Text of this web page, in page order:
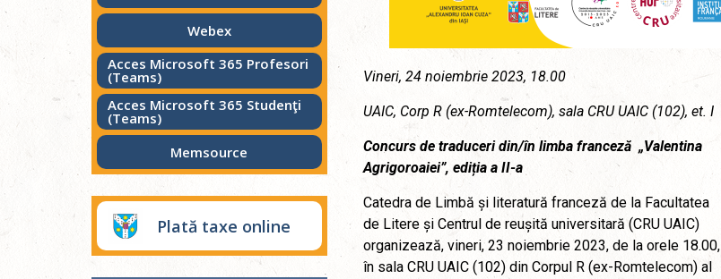
Vineri, 24 noiembrie 2023, 18.00
UAIC, Corp R (ex-Romtelecom), sala CRU UAIC (102), et. I
Concurs de traduceri din/în limba franceză „Valentina
Agrigoroaiei”, ediția a II-a
Catedra de Limbă și literatură franceză de la Facultatea
de Litere și Centrul de reușită universitară (CRU UAIC)
organizează, vineri, 23 noiembrie 2023, de la orele 18.00,
în sala CRU UAIC (102) din Corpul R (ex-Romtelecom) al
Webex
Acces Microsoft 365 Profesori
(Teams)
Acces Microsoft 365 Studenţi
(Teams)
Memsource
Plată taxe online